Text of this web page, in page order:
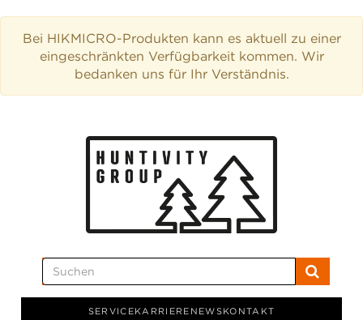
Bei HIKMICRO-Produkten kann es aktuell zu einer
eingeschränkten Verfügbarkeit kommen. Wir
bedanken uns für Ihr Verständnis.
SERVICEKARRIERE NEWSKONTAKT